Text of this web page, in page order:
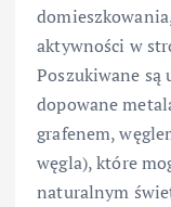
aktywności w
Poszukiwane są
dopowane
grafenem,
węgla), które
naturalnym